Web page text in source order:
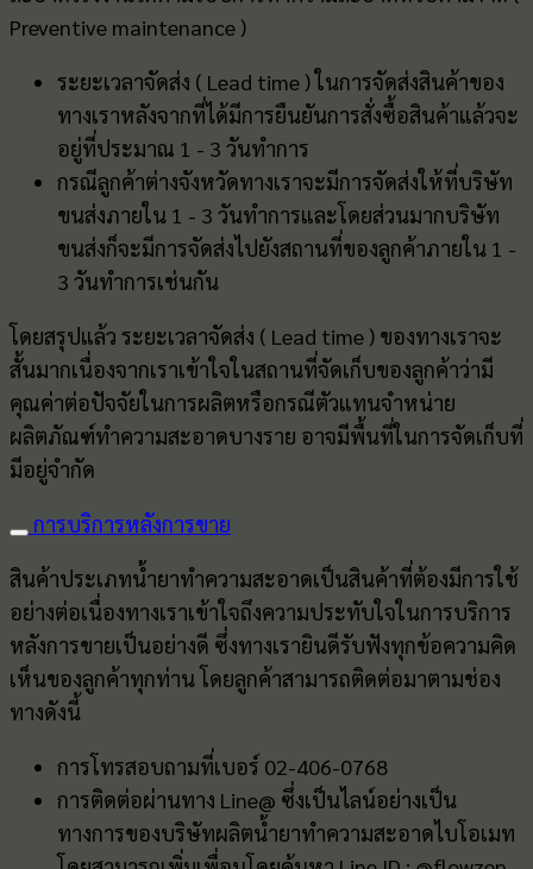
Preventive maintenance )
ระยะเวลาจัดส่ง ( Lead time ) ในการจัดส่งสินค้าของ
ทางเราหลังจากที่ได้มีการยืนยันการสั่งซื้อสินค้าแล้วจะ
อยู่ที่ประมาณ 1 - 3 วันทำการ
กรณีลูกค้าต่างจังหวัดทางเราจะมีการจัดส่งให้ที่บริษัท
ขนส่งภายใน 1 - 3 วันทำการและโดยส่วนมากบริษัท
ขนส่งก็จะมีการจัดส่งไปยังสถานที่ของลูกค้าภายใน 1 -
3 วันทำการเช่นกัน
โดยสรุปแล้ว ระยะเวลาจัดส่ง ( Lead time ) ของทางเราจะ
สั้นมากเนื่องจากเราเข้าใจในสถานที่จัดเก็บของลูกค้าว่ามี
คุณค่าต่อปัจจัยในการผลิตหรือกรณีตัวแทนจำหน่าย
ผลิตภัณฑ์ทำความสะอาดบางราย อาจมีพื้นที่ในการจัดเก็บที่
มีอยู่จำกัด
การบริการหลังการขาย
สินค้าประเภทน้ำยาทำความสะอาดเป็นสินค้าที่ต้องมีการใช้
อย่างต่อเนื่องทางเราเข้าใจถึงความประทับใจในการบริการ
หลังการขายเป็นอย่างดี ซึ่งทางเรายินดีรับฟังทุกข้อความคิด
เห็นของลูกค้าทุกท่าน โดยลูกค้าสามารถติดต่อมาตามช่อง
ทางดังนี้
การโทรสอบถามที่เบอร์ 02-406-0768
การติดต่อผ่านทาง Line@ ซึ่งเป็นไลน์อย่างเป็น
ทางการของบริษัทผลิตน้ำยาทำความสะอาดไบโอเมท